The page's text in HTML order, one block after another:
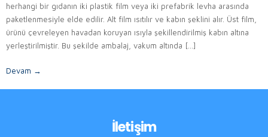
herhangi bir gıdanın iki plastik film veya iki prefabrik levha arasında
paketlenmesiyle elde edilir. Alt film ısıtılır ve kabın şeklini alır. Üst film,
ürünü çevreleyen havadan koruyan ısıyla şekillendirilmiş kabın altına
yerleştirilmiştir. Bu şekilde ambalaj, vakum altında […]
Devam →
İletişim